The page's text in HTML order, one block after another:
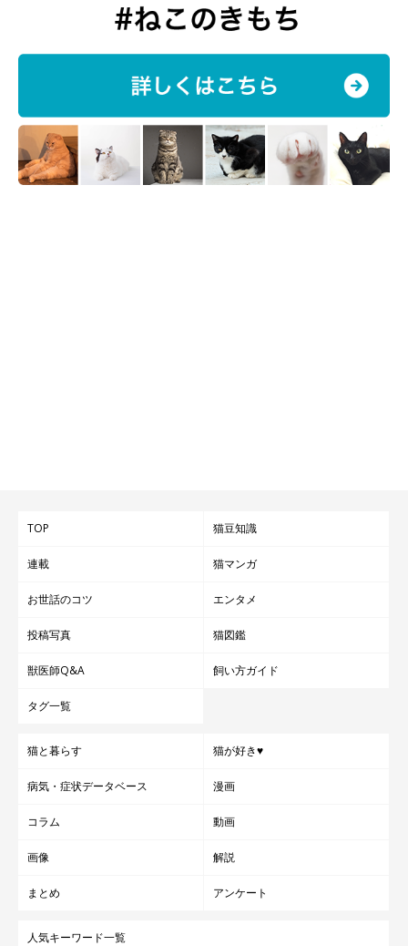
ーンがちゃんとあります。猫の気分スイッチのしくみをしっかり
参考／「ねこのきもち」2017年2月号『急に行動が変わるのはど
うして？愛猫の気分スイッチみーつけた！』（監修：哺乳動物学
者 「ねこの博物館」館長 日本動物科学研究所所長 今泉忠明先
生）
TOP 猫豆知識
連載 猫マンガ
お世話のコツ エンタメ
投稿写真 猫図鑑
獣医師Q&A 飼い方ガイド
タグ一覧
猫と暮らす 猫が好き♥
病気・症状データベース 漫画
コラム 動画
画像 解説
まとめ アンケート
人気キーワード一覧